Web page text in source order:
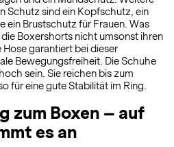
Schutz sind ein Kopfschutz, ein
ein Brustschutz für Frauen. Was
Boxershorts nicht umsonst ihren
Hose garantiert bei dieser
Bewegungsfreiheit. Die Schuhe
sein. Sie reichen bis zum
für eine gute Stabilität im Ring.
zum Boxen – auf
es an